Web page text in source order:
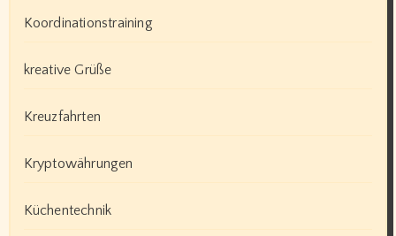
Koordinationstraining
kreative Grüße
Kreuzfahrten
Kryptowährungen
Küchentechnik